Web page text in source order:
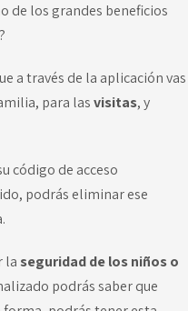
de los grandes beneficios
a través de la aplicación vas
para lasvisitas, y
código de acceso
podrás eliminar ese
la seguridad de los niños o
podrás saber que